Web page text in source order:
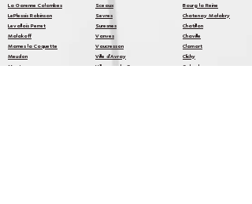
La Garenne Colombes
LePlessis Robinson
Levallois Perret
Malakoff
Marnes la Coquette
Meudon
Montrouge
Sceaux
Sevres
Suresnes
Vanves
Vaucresson
Ville d'Avray
Villeneuve la Garenne
Bourg la Reine
Chatenay Malabry
Chatillon
Chaville
Clamart
Clichy
Colombes